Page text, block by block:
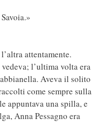
attentamente.
l’ultima volta era
Aveva il solito
come sempre sulla
appuntava una spilla, e
Anna Pessagno era